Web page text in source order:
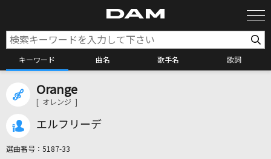
キーワード 曲名 歌手名 歌詞
Orange
[ オレンジ ]
エルフリーデ
選曲番号： 5187-33